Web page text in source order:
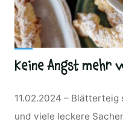
Keine Angst mehr
11.02.2024 –
und viele leckere